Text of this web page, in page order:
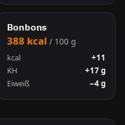
Bonbons
388 kcal/ 100 g
kcal
+11
KH
+17 g
Eiweiß
−4 g